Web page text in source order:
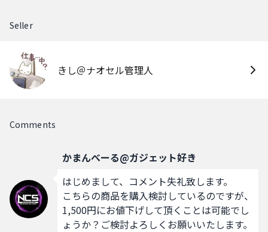
Seller
きし＠ナオセル管理人
Comments
かまんべーる@ガジェット好き
はじめまして、コメント失礼致します。
こちらの商品を購入検討しているのですが、
1,500円にお値下げして頂くことは可能でし
ょうか？ご検討よろしくお願いいたします。